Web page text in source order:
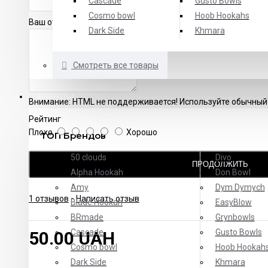
Cosmo bowl
Dark Side
Hoob Hookahs
Khmara
Смотреть все товары
БРЕНДЫ
ТОП Брендов
50 clouds
Alpha Hookah
Amy
Blade Hookah
BRmade
Cascade
Cosmo bowl
Dark Side
Divo
Don Bowl
Dym Dymych
EasyBlow
Grynbowls
Gusto Bowls
Hoob
Khmara
Ваш отзыв
Внимание: HTML не поддерживается! Используйте обычный
Рейтинг
Плохо
Хорошо
ПРОДОЛЖИТЬ
1 отзывов - Написать отзыв
50.00 UAH